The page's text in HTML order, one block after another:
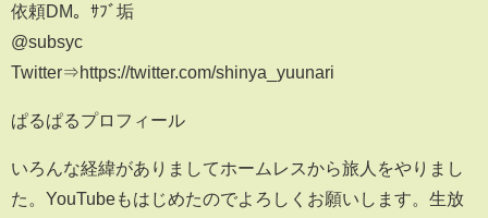
依頼DM。ｻﾌﾞ垢
@subsyc
Twitter⇒https://twitter.com/shinya_yuunari
ぱるぱるプロフィール
いろんな経緯がありましてホームレスから旅人をやりまし
た。YouTubeもはじめたのでよろしくお願いします。生放